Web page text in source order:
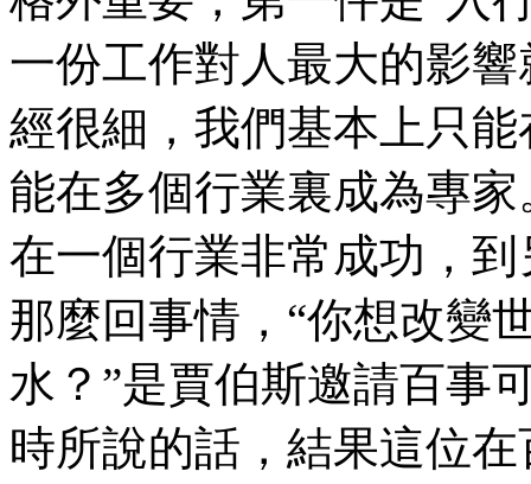
一份工作對人最大的影
經很細，我們基本上只
能在多個行業裏成為專
在一個行業非常成功，
那麼回事情，“你想改變
水？”是賈伯斯邀請百事
時所說的話，結果這位